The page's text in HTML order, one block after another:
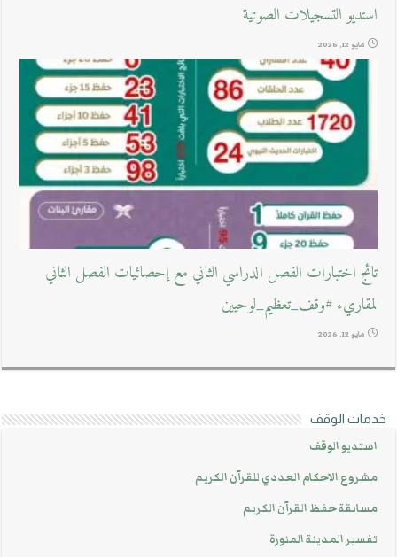
استديو التسجيلات الصوتية
مايو 12, 2026
تائج اختبارات الفصل الدراسي الثاني مع إحصائيات الفصل الثاني
لمقاريء #وقف_تعظيم_لوحيين
مايو 12, 2026
خدمات الوقف
استديو الوقف
مشروع الاحكام العددي للقرآن الكريم
مسابقة حفظ القرآن الكريم
تفسير المدينة المنورة